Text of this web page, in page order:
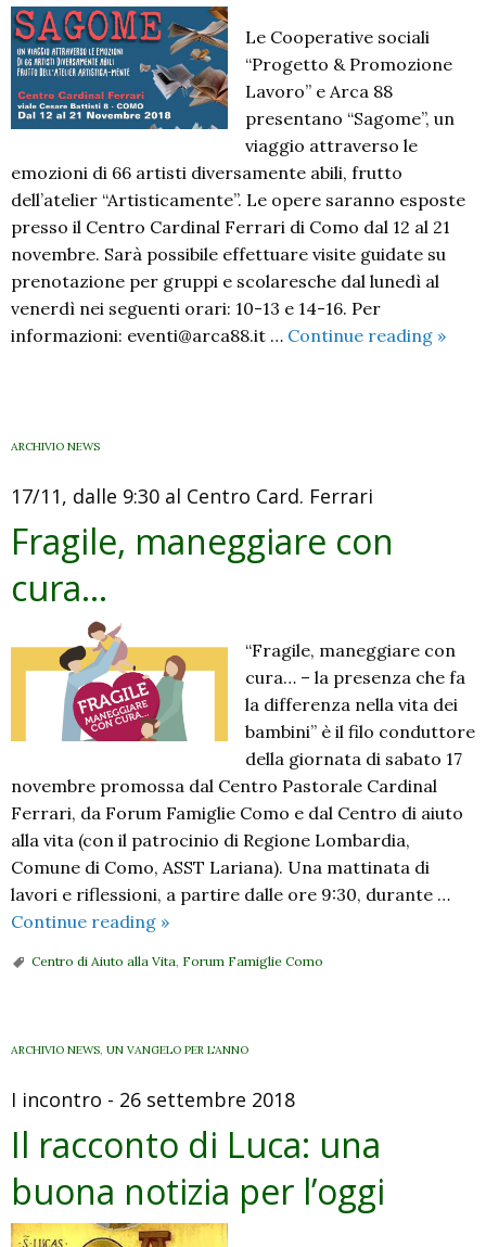
Le Cooperative sociali
“Progetto & Promozione
Lavoro” e Arca 88
presentano “Sagome”, un
viaggio attraverso le
emozioni di 66 artisti diversamente abili, frutto
dell’atelier “Artisticamente”. Le opere saranno esposte
presso il Centro Cardinal Ferrari di Como dal 12 al 21
novembre. Sarà possibile effettuare visite guidate su
prenotazione per gruppi e scolaresche dal lunedì al
venerdì nei seguenti orari: 10-13 e 14-16. Per
informazioni: eventi@arca88.it … Continue reading »
ARCHIVIO NEWS
17/11, dalle 9:30 al Centro Card. Ferrari
Fragile, maneggiare con
cura…
“Fragile, maneggiare con
cura… – la presenza che fa
la differenza nella vita dei
bambini” è il filo conduttore
della giornata di sabato 17
novembre promossa dal Centro Pastorale Cardinal
Ferrari, da Forum Famiglie Como e dal Centro di aiuto
alla vita (con il patrocinio di Regione Lombardia,
Comune di Como, ASST Lariana). Una mattinata di
lavori e riflessioni, a partire dalle ore 9:30, durante …
Continue reading Fragile,
con
»
Centro di Aiuto alla Vita, Forum Famiglie Como
ARCHIVIO NEWS, UN VANGELO PER L'ANNO
I incontro - 26 settembre 2018
Il racconto di Luca: una
buona notizia per l’oggi